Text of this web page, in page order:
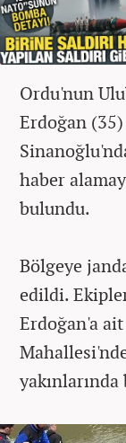
Ordu'nun
Erdoğan (35)
haber
bulundu.
Bölgeye
edildi.
Erdoğan'a